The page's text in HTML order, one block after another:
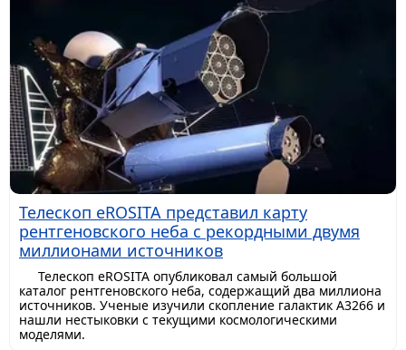
Телескоп eROSITA представил карту
рентгеновского неба с рекордными двумя
миллионами источников
Телескоп eROSITA опубликовал самый большой
каталог рентгеновского неба, содержащий два миллиона
источников. Ученые изучили скопление галактик A3266 и
нашли нестыковки с текущими космологическими
моделями.